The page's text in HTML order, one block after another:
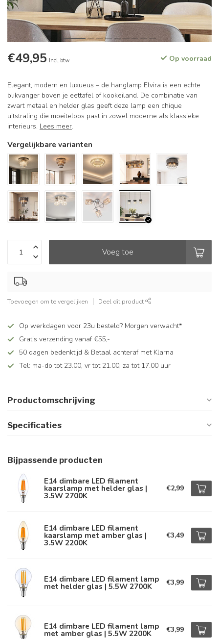
€49,95 Incl. btw Op voorraad
Elegant, modern en luxueus – de hanglamp Elvira is een echte
blikvanger boven je eettafel of kookeiland. De combinatie van
zwart metaal en helder glas geeft deze lamp een chique
uitstraling die moeiteloos past in zowel moderne als klassieke
interieurs. Lees meer.
Vergelijkbare varianten
Voeg toe
Toevoegen om te vergelijken Deel dit product
Op werkdagen voor 23u besteld? Morgen verwacht*
Gratis verzending vanaf €55,-
50 dagen bedenktijd & Betaal achteraf met Klarna
Tel: ma-do tot 23.00, vr tot 21.00, za tot 17.00 uur
Productomschrijving
Specificaties
Bijpassende producten
E14 dimbare LED filament
kaarslamp met helder glas |
3.5W 2700K
€2,99
E14 dimbare LED filament
kaarslamp met amber glas |
3.5W 2200K
€3,49
E14 dimbare LED filament lamp
met helder glas | 5.5W 2700K €3,99
E14 dimbare LED filament lamp
met amber glas | 5.5W 2200K €3,99